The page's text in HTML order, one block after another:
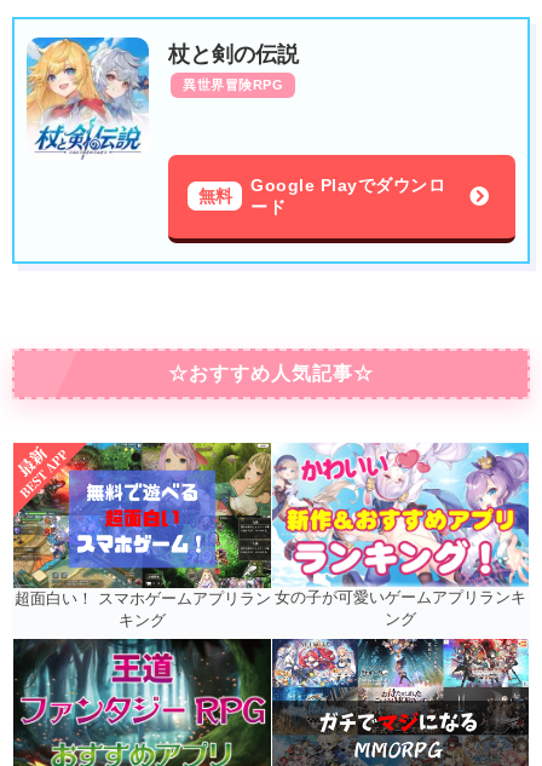
杖と剣の伝説
異世界冒険RPG
無料
Google Playでダウンロ
ード
☆おすすめ人気記事☆
超面白い！ スマホゲームアプリラン
キング
女の子が可愛いゲームアプリランキ
ング